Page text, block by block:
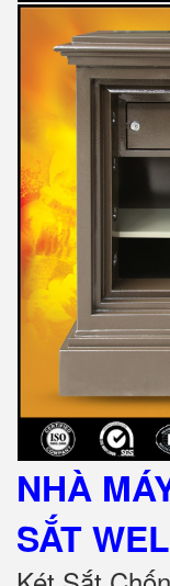
NHÀ
SẮT